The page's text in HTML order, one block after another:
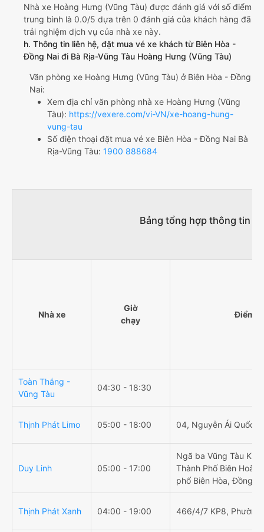
Nhà xe Hoàng Hưng (Vũng Tàu) được đánh giá với số điểm
trung bình là 0.0/5 dựa trên 0 đánh giá của khách hàng đã
trải nghiệm dịch vụ của nhà xe này.
h. Thông tin liên hệ, đặt mua vé xe khách từ Biên Hòa -
Đồng Nai đi Bà Rịa-Vũng Tàu Hoàng Hưng (Vũng Tàu)
Văn phòng xe Hoàng Hưng (Vũng Tàu) ở Biên Hòa - Đồng
Nai:
Xem địa chỉ văn phòng nhà xe Hoàng Hưng (Vũng
Tàu): https://vexere.com/vi-VN/xe-hoang-hung-
vung-tau
Số điện thoại đặt mua vé xe Biên Hòa - Đồng Nai Bà
Rịa-Vũng Tàu: 1900 888684
Bảng tổng hợp thông tin
Nhà xe
Giờ
chạy
Điểm đi
Toàn Thắng -
Vũng Tàu
04:30 - 18:30
Thịnh Phát Limo 05:00 - 18:00 04, Nguyễn Ái Quốc
Duy Linh 05:00 - 17:00
Ngã ba Vũng Tàu
Thành Phố Biên Hoà,
phố Biên Hòa, Đồng
Thịnh Phát Xanh 04:00 - 19:00 466/4/7 KP8, Phường